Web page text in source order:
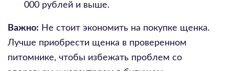
000 рублей и выше.
Важно: Не стоит экономить на покупке щенка.
Лучше приобрести щенка в проверенном
питомнике, чтобы избежать проблем со